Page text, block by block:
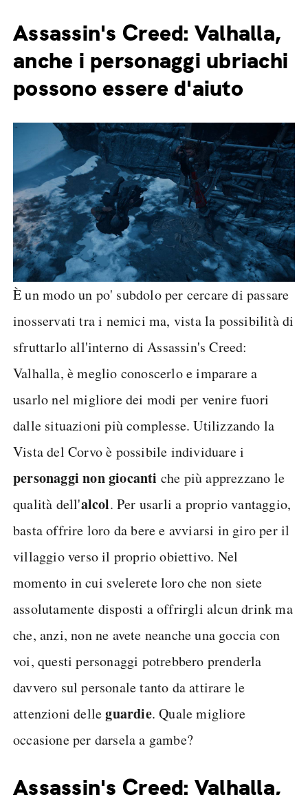
Assassin's Creed: Valhalla,
anche i personaggi ubriachi
possono essere d'aiuto
È un modo un po' subdolo per cercare di passare
inosservati tra i nemici ma, vista la possibilità di
sfruttarlo all'interno di Assassin's Creed:
Valhalla, è meglio conoscerlo e imparare a
usarlo nel migliore dei modi per venire fuori
dalle situazioni più complesse. Utilizzando la
Vista del Corvo è possibile individuare i
personaggi non giocanti che più apprezzano le
qualità dell'alcol. Per usarli a proprio vantaggio,
basta offrire loro da bere e avviarsi in giro per il
villaggio verso il proprio obiettivo. Nel
momento in cui svelerete loro che non siete
assolutamente disposti a offrirgli alcun drink ma
che, anzi, non ne avete neanche una goccia con
voi, questi personaggi potrebbero prenderla
davvero sul personale tanto da attirare le
attenzioni delleguardie. Quale migliore
occasione per darsela a gambe?
Assassin's Creed: Valhalla,